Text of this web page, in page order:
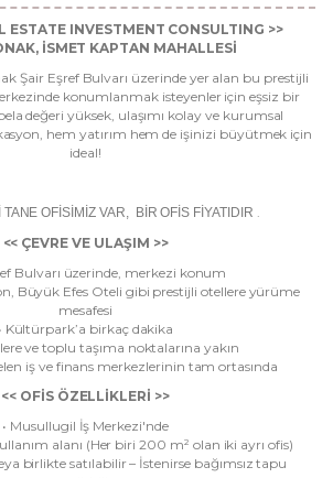
ESTATE INVESTMENT CONSULTING >>
İSMET KAPTAN MAHALLESİ
Şair Eşref Bulvarı üzerinde yer alan bu prestijli
konumlanmak isteyenler için eşsiz bir
değeri yüksek, ulaşımı kolay ve kurumsal
hem yatırım hem de işinizi büyütmek için
ideal!
TANE OFİSİMİZ VAR, BİR OFİS FİYATIDIR .
<< ÇEVRE VE ULAŞIM >>
Bulvarı üzerinde, merkezi konum
Büyük Efes Oteli gibi prestijli otellere yürüme
mesafesi
• Kültürpark’a birkaç dakika
ve toplu taşıma noktalarına yakın
iş ve finans merkezlerinin tam ortasında
<< OFİS ÖZELLİKLERİ >>
• Musullugil İş Merkezi'nde
alanı (Her biri 200 m² olan iki ayrı ofis)
birlikte satılabilir – İstenirse bağımsız tapu